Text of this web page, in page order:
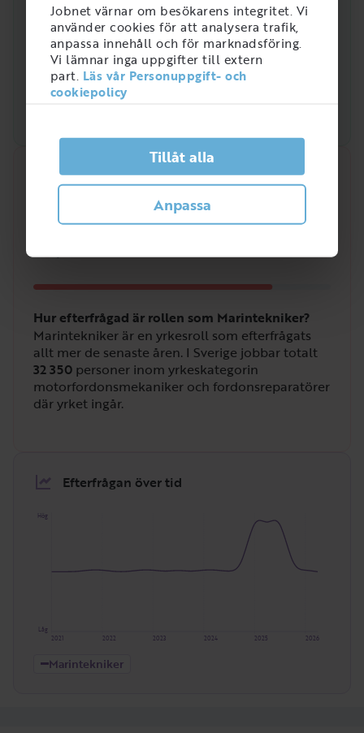
Jobnet värnar om besökarens integritet. Vi
använder cookies för att analysera trafik,
anpassa innehåll och för marknadsföring.
Vi lämnar inga uppgifter till extern
part. Läs vår Personuppgift- och
cookiepolicy
Tillåt alla
Anpassa
Snabbanalys
Efterfrågan på arbetsmarknaden just nu
4/5
Hur efterfrågad är rollen som Marintekniker?
Marintekniker är en yrkesroll som efterfrågats
allt mer de senaste åren. I Sverige jobbar totalt
32 350 personer inom yrkeskategorin
motorfordonsmekaniker och fordonsreparatörer
där yrket ingår.
Efterfrågan över tid
Hög
Låg
2026
2025
2024
2023
2022
2021
Marintekniker